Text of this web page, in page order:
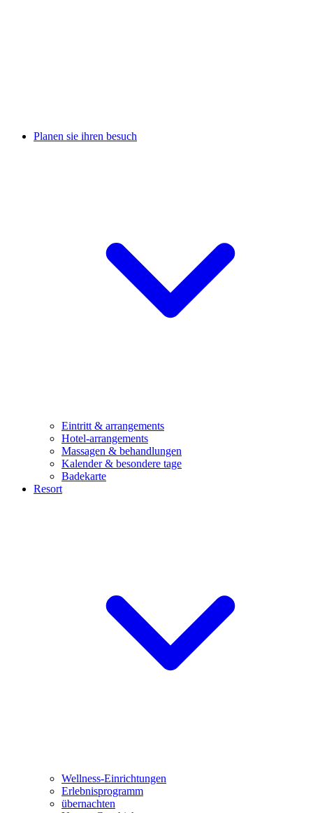
Planen sie ihren besuch
Eintritt & arrangements
Hotel-arrangements
Massagen & behandlungen
Kalender & besondere tage
Badekarte
Resort
Wellness-Einrichtungen
Erlebnisprogramm
übernachten